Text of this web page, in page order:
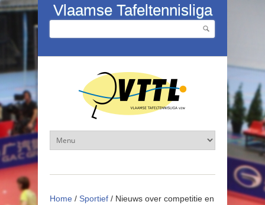
Overslaan en naar de inhoud gaan
Vlaamse Tafeltennisliga
Zoekveld
Home / Sportief / Nieuws over competitie en